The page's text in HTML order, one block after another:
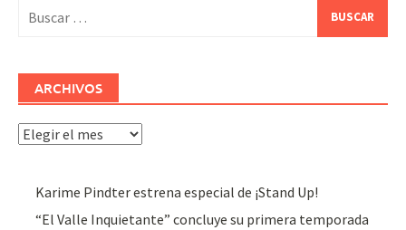
ARCHIVOS
Archivos
Karime Pindter estrena especial de ¡Stand Up!
“El Valle Inquietante” concluye su primera temporada